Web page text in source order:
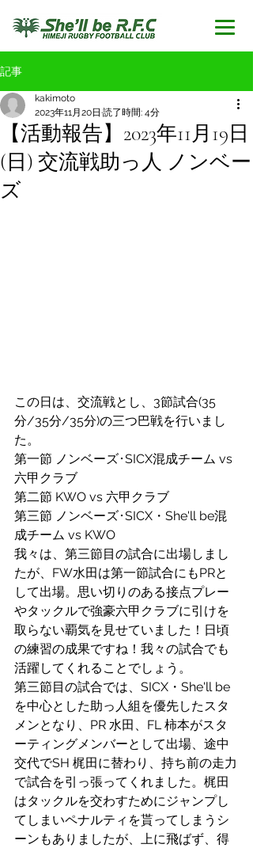
記事
【活動報告】2023年11月19日
(日) 交流戦助っ人 ノンベー
ズ
kakimoto
2023年11月20日 読了時間: 4分
この日は、交流戦とし、3節試合(35
分/35分/35分)の三つ巴戦を行いまし
た。
第一節 ノンベーズ･SICX混成チーム vs
六甲クラブ
第二節 KWO vs 六甲クラブ
第三節 ノンベーズ･SICX・She'll be混
成チーム vs KWO
我々は、第三節目の試合に出場しまし
たが、FW水田は第一節試合にもPRと
して出場。思い切りのある接点プレー
やタックルで強豪六甲クラブに引けを
取らない覇気を見せていました！日頃
の練習の成果ですね！我々の試合でも
活躍してくれることでしょう。
第三節目の試合では、SICX・She'll be
を中心とした助っ人組を優先したスタ
メンとなり、PR 水田、FL 柿本がスタ
ーティングメンバーとして出場、途中
交代でSH 梶田に替わり、持ち前の走力
で試合を引っ張ってくれました。梶田
はタックルを交わすためにジャンプし
てしまいペナルティを貰ってしまうシ
ーンもありましたが、上に飛ばず、得